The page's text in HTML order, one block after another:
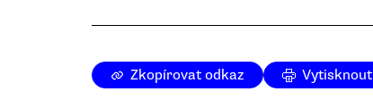
Zkopírovat odkaz Vytisknout